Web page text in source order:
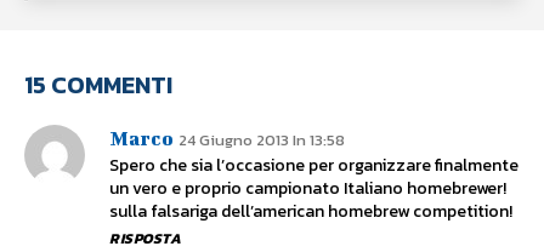
15 COMMENTI
Marco 24 Giugno 2013 In 13:58
Spero che sia l’occasione per organizzare finalmente
un vero e proprio campionato Italiano homebrewer!
sulla falsariga dell’american homebrew competition!
RISPOSTA